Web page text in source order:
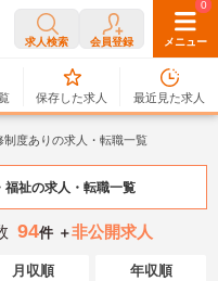
求人検索 会員登録 メニュー
0
保存した求人
0
最近見た求人
制度ありの求人・転職一覧
福祉の求人・転職一覧
94件 ＋非公開求人
月収順 年収順